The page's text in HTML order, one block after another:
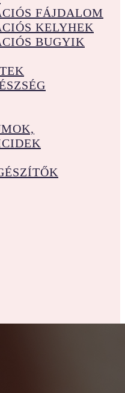
FÁJDALOM
KELYHEK
BUGYIK